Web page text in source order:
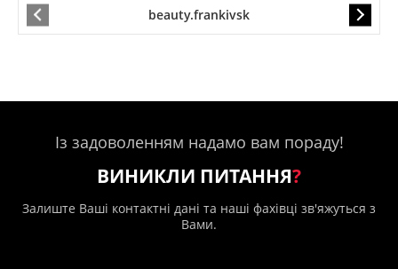
beauty.frankivsk
Із задоволенням надамо вам пораду!
ВИНИКЛИ ПИТАННЯ?
Залиште Ваші контактні дані та наші фахівці зв'яжуться з
Вами.